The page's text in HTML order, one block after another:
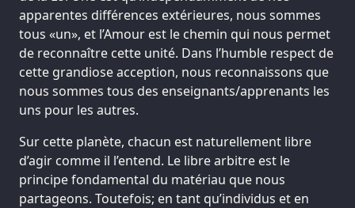
apparentes différences extérieures, nous sommes
tous «un», et l’Amour est le chemin qui nous permet
de reconnaître cette unité. Dans l’humble respect de
cette grandiose acception, nous reconnaissons que
nous sommes tous des enseignants/apprenants les
uns pour les autres.
Sur cette planète, chacun est naturellement libre
d’agir comme il l’entend. Le libre arbitre est le
principe fondamental du matériau que nous
partageons. Toutefois; en tant qu’individus et en